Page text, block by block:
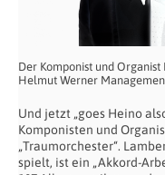
Der Komponist und
Helmut Werner
Und jetzt „goes Heino
Komponisten und
„Traumorchester“.
spielt, ist ein „Akkord-